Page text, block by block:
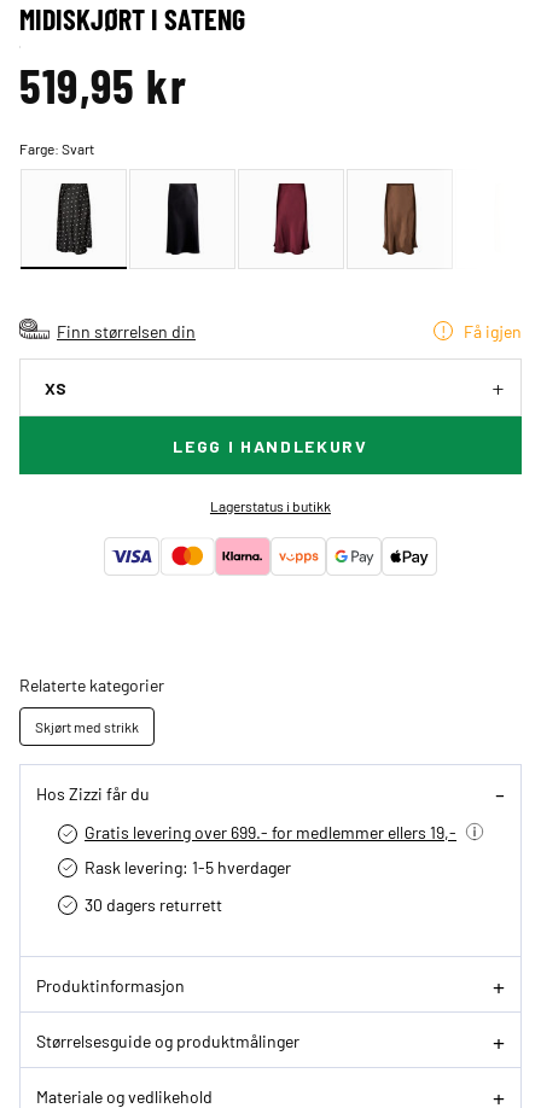
MIDISKJØRT I SATENG
519,95 kr
Farge:Svart
Finn størrelsen din Få igjen
XS
LEGG I HANDLEKURV
Lagerstatus i butikk
Relaterte kategorier
Skjørt med strikk
Hos Zizzi får du
Gratis levering over 699.- for medlemmer ellers 19,-
Rask levering: 1-5 hverdager
30 dagers returrett
Produktinformasjon
Størrelsesguide og produktmålinger
Materiale og vedlikehold